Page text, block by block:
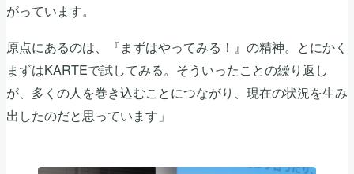
がっています。
原点にあるのは、『まずはやってみる！』の精神。とにかく
まずはKARTEで試してみる。そういったことの繰り返し
が、多くの人を巻き込むことにつながり、現在の状況を生み
出したのだと思っています」